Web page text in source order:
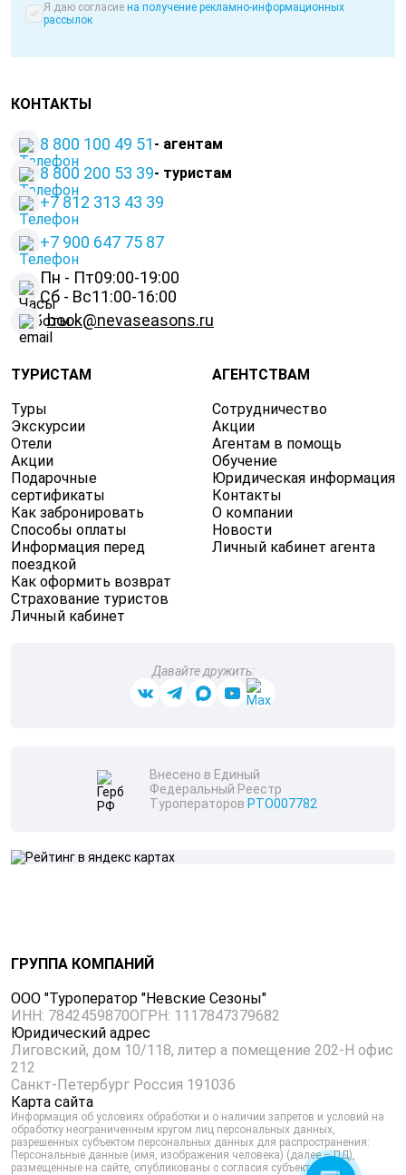
Я даю согласие на получение рекламно-информационных
рассылок
КОНТАКТЫ
8 800 100 49 51 - агентам
8 800 200 53 39- туристам
+7 812 313 43 39
+7 900 647 75 87
Пн - Пт09:00-19:00
Сб - Вс11:00-16:00
book@nevaseasons.ru
ТУРИСТАМ
Туры
Экскурсии
Отели
Акции
Подарочные
сертификаты
Как забронировать
Способы оплаты
Информация перед
поездкой
Как оформить возврат
Страхование туристов
Личный кабинет
АГЕНТСТВАМ
Сотрудничество
Акции
Агентам в помощь
Обучение
Юридическая информация
Контакты
О компании
Новости
Личный кабинет агента
ГРУППА КОМПАНИЙ
ООО "Туроператор "Невские Сезоны"
ИНН: 7842459870ОГРН: 1117847379682
Юридический адрес
Лиговский, дом 10/118, литер а помещение 202-Н офис
212
Санкт-Петербург Россия 191036
Карта сайта
Информация об условиях обработки и о наличии запретов и условий на
обработку неограниченным кругом лиц персональных данных,
разрешенных субъектом персональных данных для распространения:
Персональные данные (имя, изображения человека) (далее – ПД),
размещенные на сайте, опубликованы с согласия субъектов на
Давайте дружить:
Внесено в Единый
Федеральный Реестр
Туроператоров РТО007782